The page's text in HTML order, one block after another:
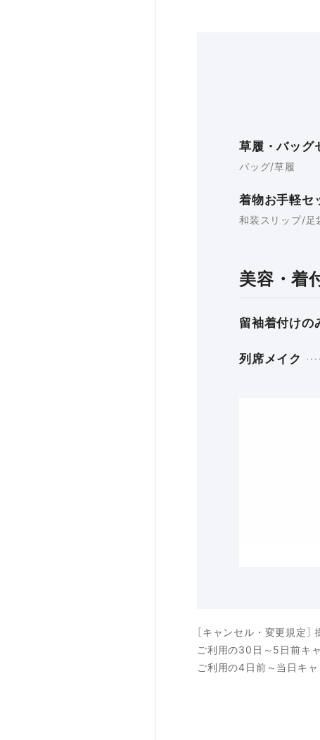
草履・バッグ
バッグ/草履
着物お手軽セ
和装スリップ/足
美容・着
留袖着付けの
列席メイク
［キャンセル・変更規定
ご利用の30日～5日前キ
ご利用の4日前～当日キ